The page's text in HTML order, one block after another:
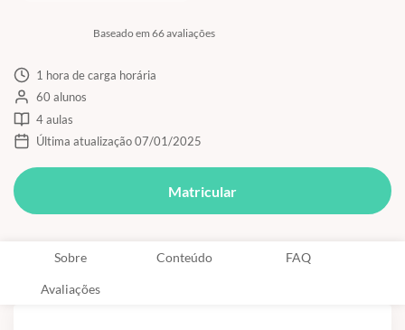
Baseado em 66 avaliações
1 hora de carga horária
60 alunos
4 aulas
Última atualização 07/01/2025
Matricular
Sobre Conteúdo FAQ
Avaliações